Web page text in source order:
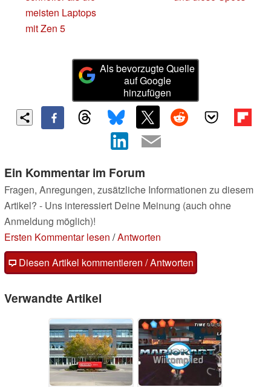
meisten Laptops
mit Zen 5
Als bevorzugte Quelle
auf Google
hinzufügen
Ein Kommentar im Forum
Fragen, Anregungen, zusätzliche Informationen zu diesem
Artikel? - Uns interessiert Deine Meinung (auch ohne
Anmeldung möglich)!
Ersten Kommentar lesen /Antworten
Diesen Artikel kommentieren / Antworten
Verwandte Artikel